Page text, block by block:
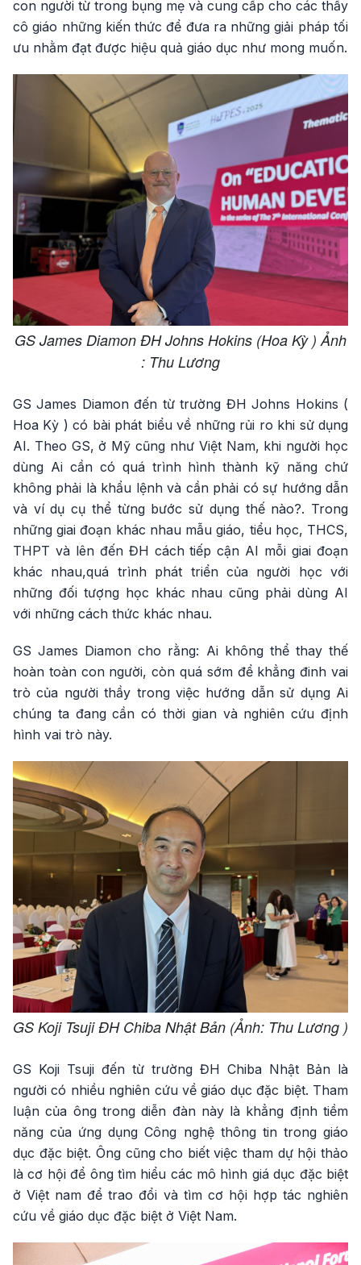
con người từ trong bụng mẹ và cung cấp cho các thầy
cô giáo những kiến thức để đưa ra những giải pháp tối
ưu nhằm đạt được hiệu quả giáo dục như mong muốn.
GS James Diamon ĐH Johns Hokins (Hoa Kỳ ) Ảnh
: Thu Lương
GS James Diamon đến từ trường ĐH Johns Hokins (
Hoa Kỳ ) có bài phát biểu về những rủi ro khi sử dụng
AI. Theo GS, ở Mỹ cũng như Việt Nam, khi người học
dùng Ai cần có quá trình hình thành kỹ năng chứ
không phải là khẩu lệnh và cần phải có sự hướng dẫn
và ví dụ cụ thể từng bước sử dụng thế nào?. Trong
những giai đoạn khác nhau mẫu giáo, tiểu học, THCS,
THPT và lên đến ĐH cách tiếp cận AI mỗi giai đoạn
khác nhau,quá trình phát triển của người học với
những đối tượng học khác nhau cũng phải dùng AI
với những cách thức khác nhau.
GS James Diamon cho rằng: Ai không thể thay thế
hoàn toàn con người, còn quá sớm để khẳng đinh vai
trò của người thầy trong việc hướng dẫn sử dụng Ai
chúng ta đang cần có thời gian và nghiên cứu định
hình vai trò này.
GS Koji Tsuji ĐH Chiba Nhật Bản (Ảnh: Thu Lương )
GS Koji Tsuji đến từ trường ĐH Chiba Nhật Bản là
người có nhiều nghiên cứu về giáo dục đặc biệt. Tham
luận của ông trong diễn đàn này là khẳng định tiềm
năng của ứng dụng Công nghệ thông tin trong giáo
dục đặc biệt. Ông cũng cho biết việc tham dự hội thảo
là cơ hội để ông tìm hiểu các mô hình giá dục đặc biệt
ở Việt nam để trao đổi và tìm cơ hội hợp tác nghiên
cứu về giáo dục đặc biệt ở Việt Nam.